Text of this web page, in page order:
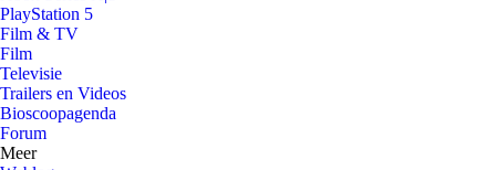
PlayStation 5
Film & TV
Film
Televisie
Trailers en Videos
Bioscoopagenda
Forum
Meer